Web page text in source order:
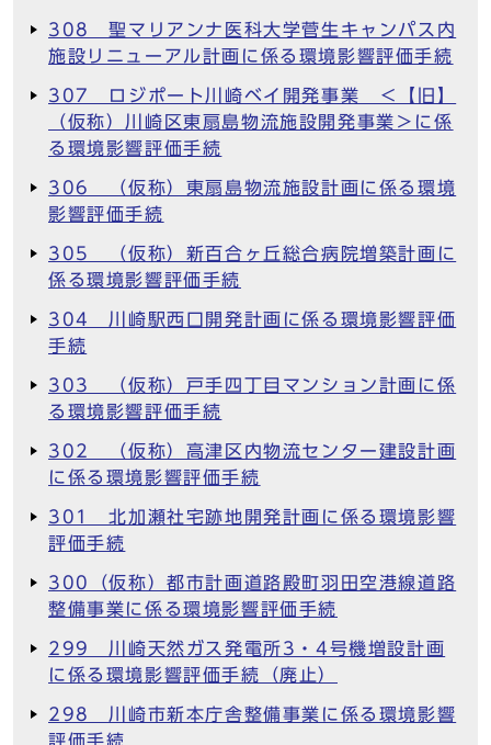
308 聖マリアンナ医科大学菅生キャンパス内
施設リニューアル計画に係る環境影響評価手続
307 ロジポート川崎ベイ開発事業 ＜【旧】
（仮称）川崎区東扇島物流施設開発事業＞に係
る環境影響評価手続
306 （仮称）東扇島物流施設計画に係る環境
影響評価手続
305 （仮称）新百合ヶ丘総合病院増築計画に
係る環境影響評価手続
304 川崎駅西口開発計画に係る環境影響評価
手続
303 （仮称）戸手四丁目マンション計画に係
る環境影響評価手続
302 （仮称）高津区内物流センター建設計画
に係る環境影響評価手続
301 北加瀬社宅跡地開発計画に係る環境影響
評価手続
300（仮称）都市計画道路殿町羽田空港線道路
整備事業に係る環境影響評価手続
299 川崎天然ガス発電所3・4号機増設計画
に係る環境影響評価手続（廃止）
298 川崎市新本庁舎整備事業に係る環境影響
評価手続